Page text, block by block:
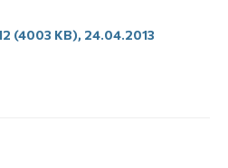
(4003 KB), 24.04.2013